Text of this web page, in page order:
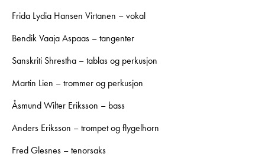
Frida Lydia Hansen Virtanen – vokal
Bendik Vaaja Aspaas – tangenter
Sanskriti Shrestha – tablas og perkusjon
Martin Lien – trommer og perkusjon
Åsmund Wilter Eriksson – bass
Anders Eriksson – trompet og flygelhorn
Fred Glesnes – tenorsaks